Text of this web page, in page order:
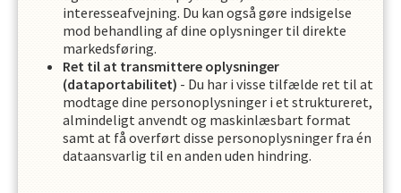
interesseafvejning. Du kan også gøre indsigelse
mod behandling af dine oplysninger til direkte
markedsføring.
Ret til at transmittere oplysninger
(dataportabilitet) - Du har i visse tilfælde ret til at
modtage dine personoplysninger i et struktureret,
almindeligt anvendt og maskinlæsbart format
samt at få overført disse personoplysninger fra én
dataansvarlig til en anden uden hindring.